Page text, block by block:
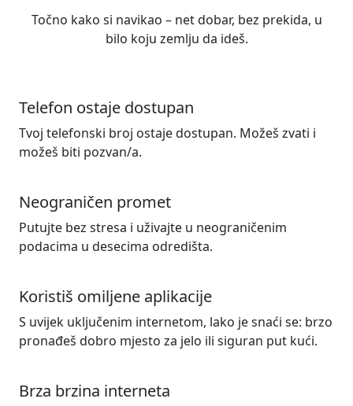
Točno kako si navikao – net dobar, bez prekida, u
bilo koju zemlju da ideš.
Telefon ostaje dostupan
Tvoj telefonski broj ostaje dostupan. Možeš zvati i
možeš biti pozvan/a.
Neograničen promet
Putujte bez stresa i uživajte u neograničenim
podacima u desecima odredišta.
Koristiš omiljene aplikacije
S uvijek uključenim internetom, lako je snaći se: brzo
pronađeš dobro mjesto za jelo ili siguran put kući.
Brza brzina interneta